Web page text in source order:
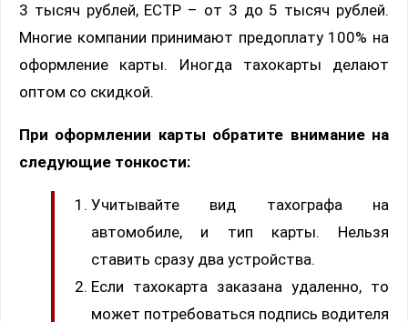
3 тысяч рублей, ЕСТР – от 3 до 5 тысяч рублей.
Многие компании принимают предоплату 100% на
оформление карты. Иногда тахокарты делают
оптом со скидкой.
При оформлении карты обратите внимание на
следующие тонкости:
Учитывайте вид тахографа на
автомобиле, и тип карты. Нельзя
ставить сразу два устройства.
Если тахокарта заказана удаленно, то
может потребоваться подпись водителя